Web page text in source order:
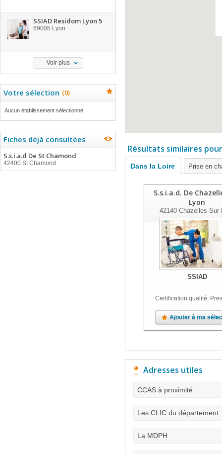
SSIAD Residom Lyon 5
69005 Lyon
Voir plus
Votre sélection (0)
Aucun établissement sélectionné
Fiches déjà consultées
S.s.i.a.d De St Chamond
42400 St Chamond
Résultats similaires
Dans la Loire Prise en
S.s.i.a.d. De
Lyon
42140Chazelles Sur
SSIAD
Certification qualité,
Ajouter à ma
Adresses utiles
CCAS à proximité
Les CLIC du département
La MDPH